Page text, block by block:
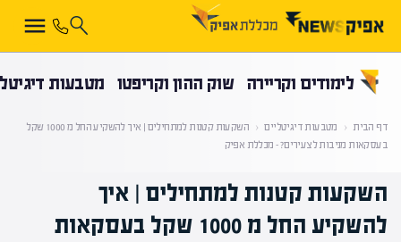
לימודים וקריירה שוק ההון וקריפטו מטבעות
דף הבית ‹ מטבעות דיגיטליים ‹
השקעות קטנות למתחילים | איך להשקיע החל מ 1000 שקל
בעסקאות מניבות לצעירים? – מכללת אפיק
השקעות קטנות למתחילים | איך
להשקיע החל מ 1000 שקל בעסקאות